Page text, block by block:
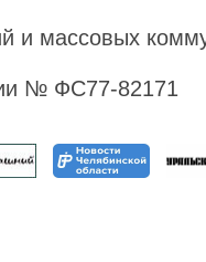
и массовых
№ ФС77-82171